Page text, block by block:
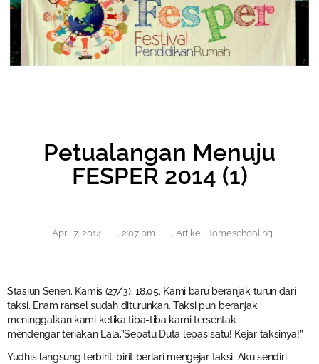
Petualangan Menuju
FESPER 2014 (1)
April 7, 2014 2:07 pm Artikel Homeschooling
Stasiun Senen. Kamis (27/3), 18.05. Kami baru beranjak turun dari
taksi. Enam ransel sudah diturunkan. Taksi pun beranjak
meninggalkan kami ketika tiba-tiba kami tersentak
mendengar teriakan Lala,”Sepatu Duta lepas satu! Kejar taksinya!”
Yudhis langsung terbirit-birit berlari mengejar taksi. Aku sendiri